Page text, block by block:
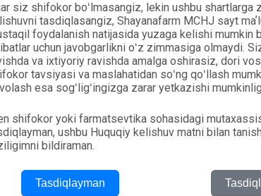
siz shifokor boʻlmasangiz, lekin ushbu shartlarga
tasdiqlasangiz, Shayanafarm MCHJ sayt
foydalanish natijasida yuzaga kelishi mumkin
uchun javobgarlikni oʻz zimmasiga olmaydi.
va ixtiyoriy ravishda amalga oshirasiz, dori
tavsiyasi va maslahatidan soʻng qoʻllash
esa sogʻligʻingizga zarar yetkazishi
shifokor yoki farmatsevtika sohasidagi
ushbu Huquqiy kelishuv matni bilan
bildiraman.
Tasdiqlayman